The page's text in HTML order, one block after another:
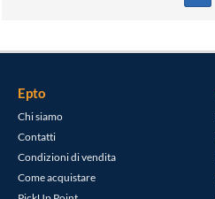
Epto
Chi siamo
Contatti
Condizioni di vendita
Come acquistare